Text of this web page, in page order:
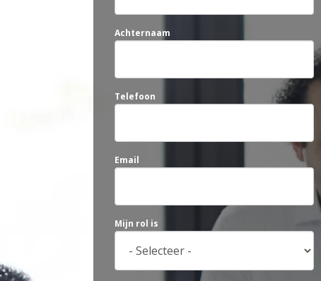
Achternaam
Telefoon
Email
Mijn rol is